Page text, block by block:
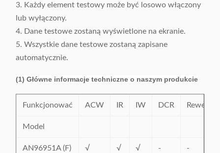
3. Każdy element testowy może być losowo włączony
lub wyłączony.
4. Dane testowe zostaną wyświetlone na ekranie.
5. Wszystkie dane testowe zostaną zapisane
automatycznie.
(1) Główne informacje techniczne o naszym produkcie
Funkcjonować ACW IR IW DCR Rewers
Model
AN96951A (F) √ √ √ - -